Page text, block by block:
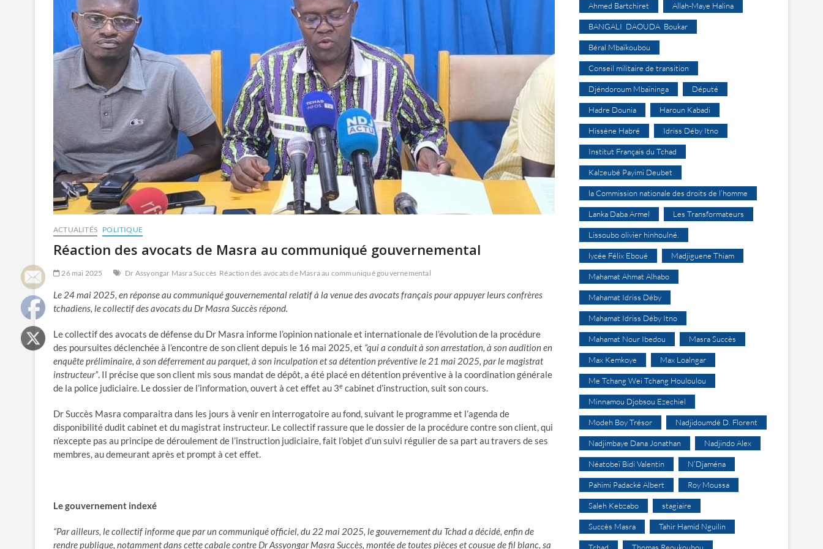
ACTUALITÉS POLITIQUE
Réaction des avocats de Masra au communiqué gouvernemental
26 mai 2025 Dr Assyongar Masra Succès Réaction des avocats de Masra au communiqué gouvernemental
Le 24 mai 2025, en réponse au communiqué gouvernemental relatif à la venue des avocats français pour appuyer leurs confrères
tchadiens, le collectif des avocats du Dr Masra Succès répond.
Le collectif des avocats de défense du Dr Masra informe l’opinion nationale et internationale de l’évolution de la procédure
des poursuites déclenchée à l’encontre de son client depuis le 16 mai 2025, et “qui a conduit à son arrestation, à son audition en
enquête préliminaire, à son déferrement au parquet, à son inculpation et sa détention préventive le 21 mai 2025, par le magistrat
instructeur”. Il précise que son client mis sous mandat de dépôt, a été placé en détention préventive à la coordination générale
de la police judiciaire. Le dossier de l’information, ouvert à cet effet au 3e cabinet d’instruction, suit son cours.
Dr Succès Masra comparaitra dans les jours à venir en interrogatoire au fond, suivant le programme et l’agenda de
disponibilité dudit cabinet et du magistrat instructeur. Le collectif rassure que le dossier de la procédure contre son client, qui
n’excepte pas au principe de déroulement de l’instruction judiciaire, fait l’objet d’un suivi régulier de sa part au travers de ses
membres, au demeurant après et prompt à cet effet.
Le gouvernement indexé
“Par ailleurs, le collectif informe que par un communiqué officiel, du 22 mai 2025, le gouvernement du Tchad a décidé, enfin de
rendre publique, notamment dans cette cabale contre Dr Assyongar Masra Succès, montée de toutes pièces et cousue de fil blanc, sa
Ahmed Bartchiret Allah-Maye Halina
BANGALI DAOUDA Boukar
Béral Mbaïkoubou
Conseil militaire de transition
Djéndoroum Mbaïninga Député
Hadre Dounia Haroun Kabadi
Hissène Habré Idriss Déby Itno
Institut Français du Tchad
Kalzeubé Payimi Deubet
la Commission nationale des droits de l’homme
Lanka Daba Armel Les Transformateurs
Lissoubo olivier hinhoulné.
lycée Félix Eboué Madjiguene Thiam
Mahamat Ahmat Alhabo
Mahamat Idriss Déby
Mahamat Idriss Déby Itno
Mahamat Nour Ibedou Masra Succès
Max Kemkoye Max Loalngar
Me Tchang Wei Tchang Houloulou
Minnamou Djobsou Ezechiel
Modeh Boy Trésor Nadjidoumdé D. Florent
Nadjimbaye Dana Jonathan Nadjindo Alex
Néatobeï Bidi Valentin N’Djaména
Pahimi Padacké Albert Roy Moussa
Saleh Kebzabo stagiaire
Succès Masra Tahir Hamid Nguilin